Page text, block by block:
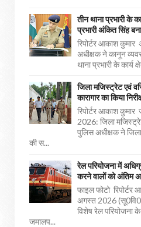
तीन थाना प्रभारी के
प्रभारी अंकित सिंह
रिपोर्टर आकाश
अधीक्षक ने कानून
थाना प्रभारी के कार्य
जिला मजिस्ट्रेट एवं
कारागार का किया
रिपोर्टर आकाश
2026: जिला
पुलिस अधीक्षक ने
की स...
रेल परियोजना में
करने वालों को
फाइल फोटो
अगस्त 2026
विशेष रेल परियोजना
जमालप...